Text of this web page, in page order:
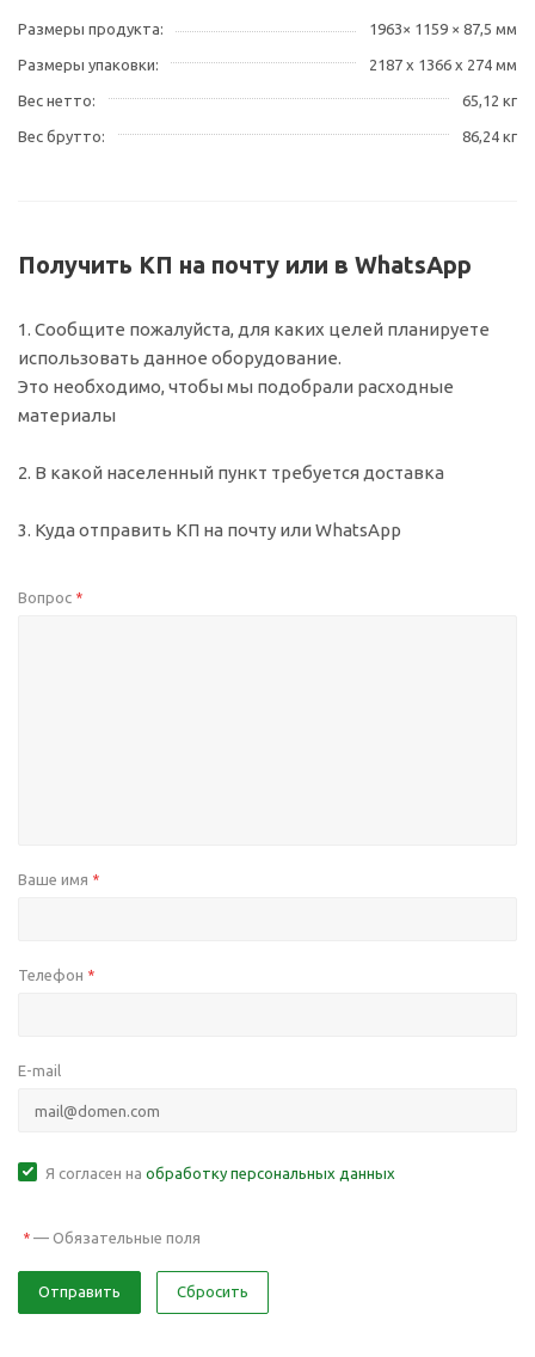
Размеры продукта 1963× 1159 × 87,5 мм
Размеры упаковки 2187 x 1366 x 274 мм
Вес нетто 65,12 кг
Вес брутто 86,24 кг
Получить КП на почту или в WhatsApp
1. Сообщите пожалуйста, для каких целей планируете
использовать данное оборудование.
Это необходимо, чтобы мы подобрали расходные
материалы
2. В какой населенный пункт требуется доставка
3. Куда отправить КП на почту или WhatsApp
Вопрос *
Ваше имя *
Телефон *
E-mail
Я согласен на обработку персональных данных
* — Обязательные поля
Отправить Сбросить